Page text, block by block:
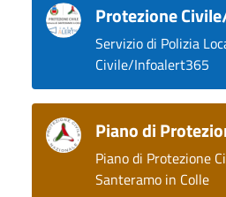
Protezione
Servizio di Polizia
Civile/Infoalert365
Piano di
Piano di Protezione
Santeramo in Colle